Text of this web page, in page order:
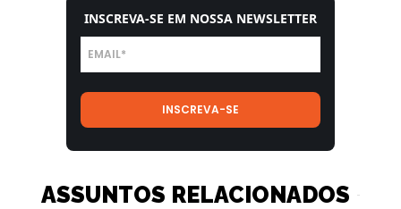
INSCREVA-SE EM NOSSA NEWSLETTER
ASSUNTOS RELACIONADOS